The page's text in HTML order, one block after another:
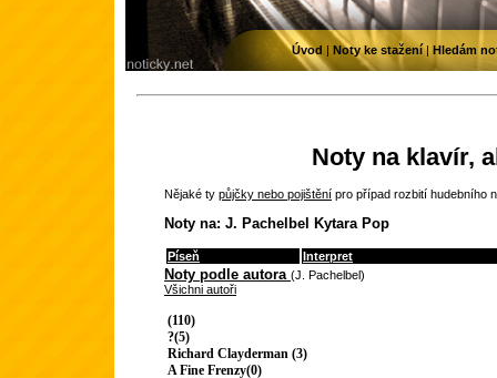
Noty na klavír,
Nějaké ty půjčky nebo pojištění pro případ rozbití hudebního
Noty na: J. Pachelbel Kytara Pop
Píseň Interpret
Noty podle autora (J. Pachelbel)
Všichni autoři
(110)
?(5)
Richard Clayderman (3)
A Fine Frenzy(0)
Úvod | Noty ke stažení| Hledám